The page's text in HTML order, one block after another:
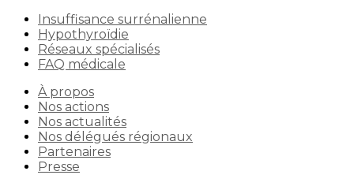
Insuffisance surrénalienne
Hypothyroïdie
Réseaux spécialisés
FAQ médicale
À propos
Nos actions
Nos actualités
Nos délégués régionaux
Partenaires
Presse